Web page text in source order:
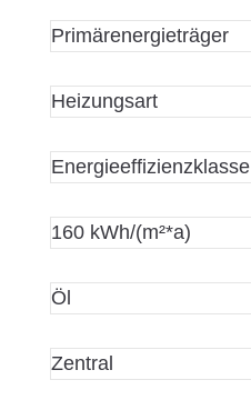
Primärenergieträger
Heizungsart
Energieeffizienzklasse
160 kWh/(m²*a)
Öl
Zentral